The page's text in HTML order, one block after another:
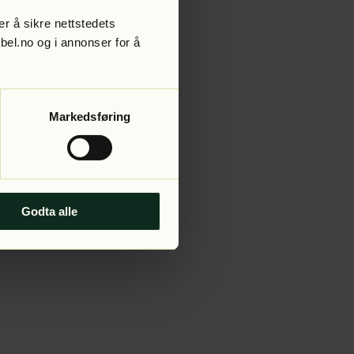
å sikre nettstedets
og i annonser for å
Markedsføring
Godta alle